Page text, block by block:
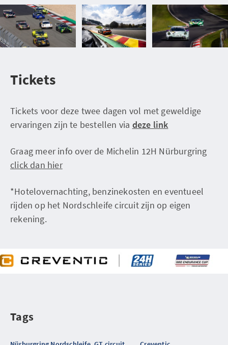
Tickets
Tickets voor deze twee dagen vol met geweldige
ervaringen zijn te bestellen via deze link
Graag meer info over de Michelin 12H Nürburgring
click dan hier
*Hotelovernachting, benzinekosten en eventueel
rijden op het Nordschleife circuit zijn op eigen
rekening.
Tags